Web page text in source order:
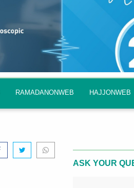
RAMADANONWEB HAJJONWEB
ASK YOUR